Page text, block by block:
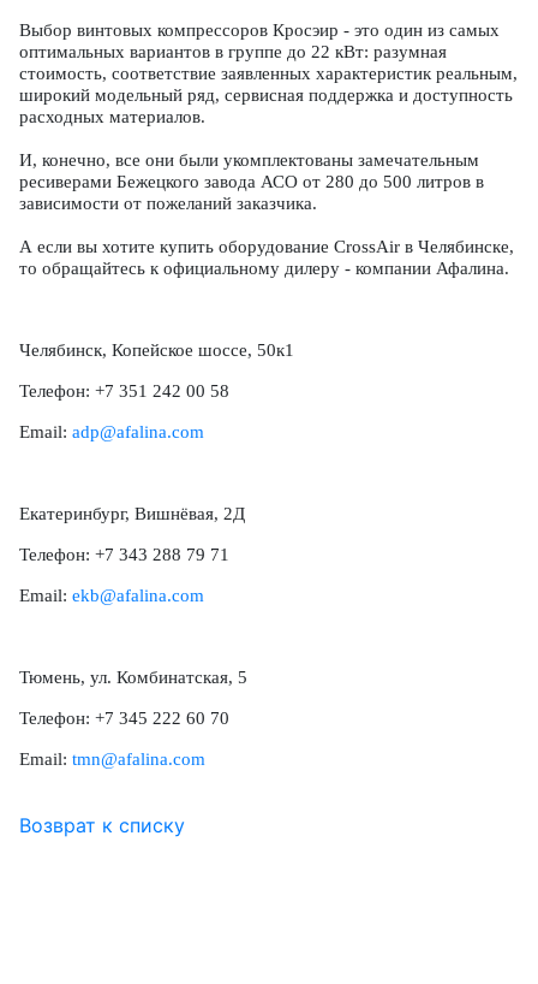
Выбор винтовых компрессоров Кросэир - это один из самых
оптимальных вариантов в группе до 22 кВт: разумная
стоимость, соответствие заявленных характеристик реальным,
широкий модельный ряд, сервисная поддержка и доступность
расходных материалов.
И, конечно, все они были укомплектованы замечательным
ресиверами Бежецкого завода АСО от 280 до 500 литров в
зависимости от пожеланий заказчика.
А если вы хотите купить оборудование CrossАir в Челябинске,
то обращайтесь к официальному дилеру - компании Афалина.
Челябинск, Копейское шоссе, 50к1
Телефон: +7 351 242 00 58
Email: adp@afalina.com
Екатеринбург, Вишнёвая, 2Д
Телефон: +7 343 288 79 71
Email: ekb@afalina.com
Тюмень, ул. Комбинатская, 5
Телефон: +7 345 222 60 70
Email: tmn@afalina.com
Возврат к списку